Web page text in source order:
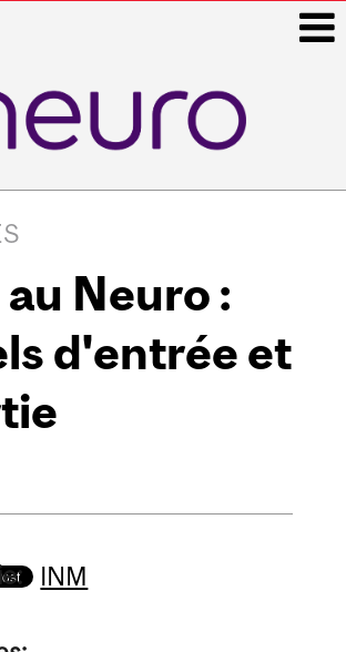
Neuro :
d'entrée et
INM